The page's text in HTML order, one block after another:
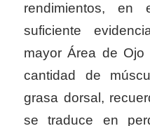
rendimientos,
suficiente
mayor Área de
cantidad de
grasa dorsal,
se traduce en